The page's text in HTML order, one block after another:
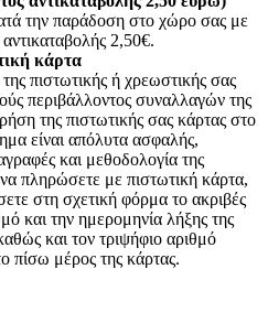
την παράδοση στο χώρο σας με
2,50€.
κάρτα
πιστωτικής ή χρεωστικής σας
περιβάλλοντος συναλλαγών της
της πιστωτικής σας κάρτας στο
είναι απόλυτα ασφαλής,
και μεθοδολογία της
πληρώσετε με πιστωτική κάρτα,
στη σχετική φόρμα το ακριβές
και την ημερομηνία λήξης της
και τον τριψήφιο αριθμό
πίσω μέρος της κάρτας.